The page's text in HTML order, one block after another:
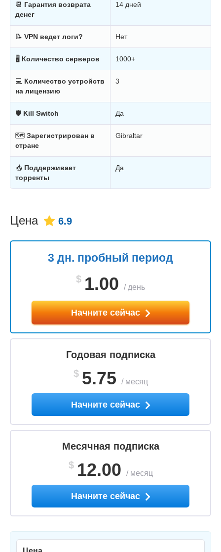
📆 Гарантия возврата
денег
14 дней
📝 VPN ведет логи? Нет
🖥 Количество серверов 1000+
💻 Количество устройств
на лицензию
3
🛡 Kill Switch Да
🗺 Зарегистрирован в
стране
Gibraltar
📥 Поддерживает
торренты
Да
Цена 6.9
3 дн. пробный период
$ 1.00 / день
Начните сейчас
Годовая подписка
$ 5.75 / месяц
Начните сейчас
Месячная подписка
$ 12.00 / месяц
Начните сейчас